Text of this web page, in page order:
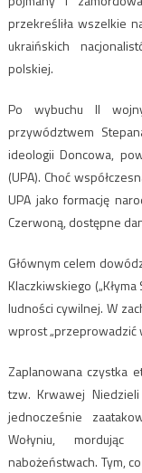
przekreśliła wszelkie
ukraińskich
polskiej.
Po wybuchu II
przywództwem
ideologii Doncowa,
(UPA). Choć
UPA jako formację
Czerwoną, dostępne
Głównym celem
Klaczkiwskiego
ludności cywilnej. W
wprost „przeprowadzić
Zaplanowana czystka
tzw. Krwawej
jednocześnie
Wołyniu,
nabożeństwach. Tym,